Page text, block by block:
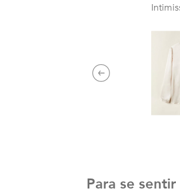
Previous
Para se